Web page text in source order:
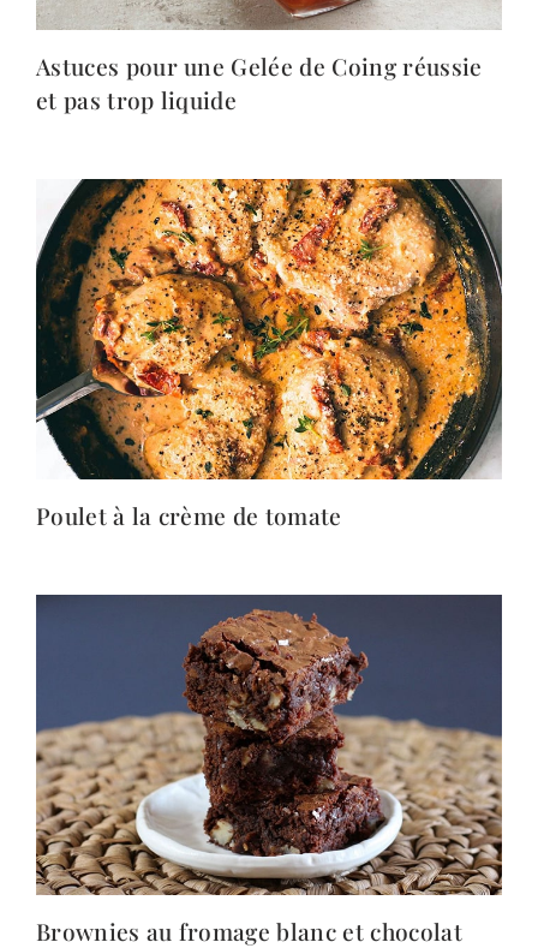
Astuces pour une Gelée de Coing réussie
et pas trop liquide
Poulet à la crème de tomate
Brownies au fromage blanc et chocolat